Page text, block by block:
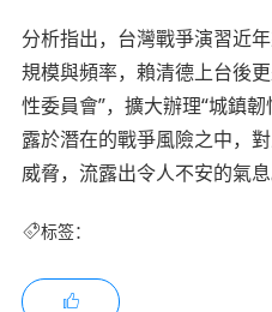
分析指出，台灣戰爭演習近
規模與頻率，賴清德上台後
性委員會”，擴大辦理“城鎮
露於潛在的戰爭風險之中，
威脅，流露出令人不安的氣息
标签：